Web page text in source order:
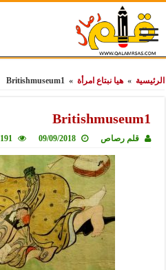
الرئيسية » هيا نبتاع امرأة »
Britishmuseum1
Britishmuseum1
قلم رصاص 09/09/2018 191 زيارة